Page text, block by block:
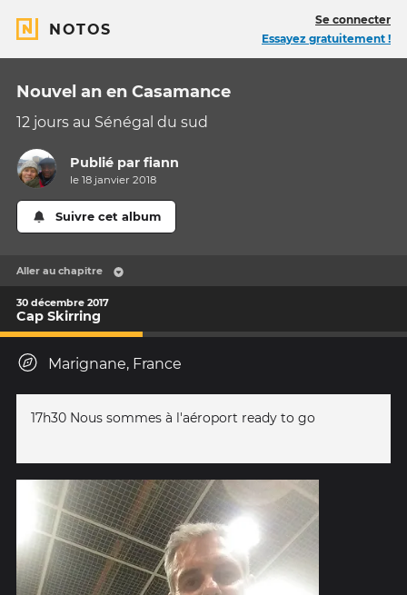
NOTOS
Se connecter
Essayez gratuitement !
Nouvel an en Casamance
12 jours au Sénégal du sud
Publié parfiann
le 18 janvier 2018
Suivre cet album
Aller au chapitre
30 décembre 2017
Cap Skirring
Marignane, France
17h30 Nous sommes à l'aéroport ready to go